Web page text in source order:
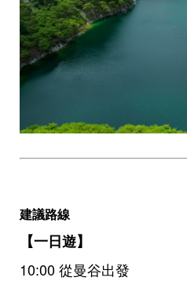
建議路線
【一日遊】
10:00 從曼谷出發